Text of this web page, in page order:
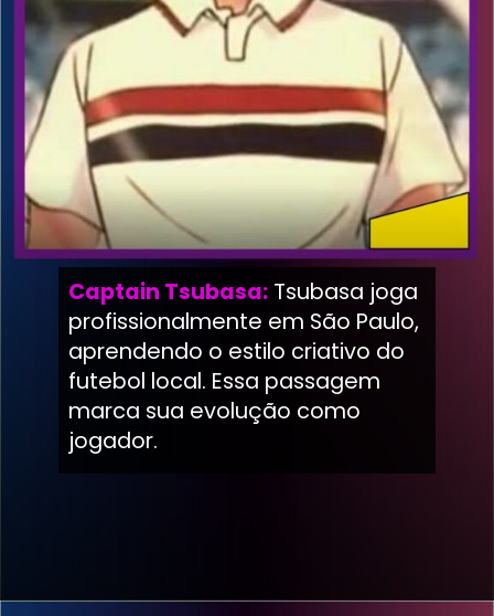
Captain Tsubasa: Tsubasa joga
profissionalmente em São Paulo,
aprendendo o estilo criativo do
futebol local. Essa passagem
marca sua evolução como
jogador.